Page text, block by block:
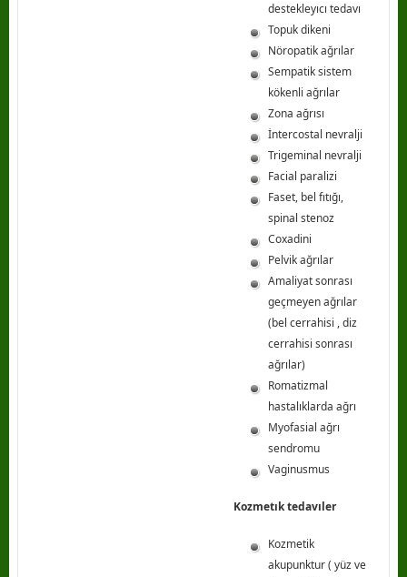
destekleyıcı tedavı
Topuk dikeni
Nöropatik ağrılar
Sempatik sistem
kökenli ağrılar
Zona ağrısı
İntercostal nevralji
Trigeminal nevralji
Facial paralizi
Faset, bel fıtığı,
spinal stenoz
Coxadini
Pelvik ağrılar
Amaliyat sonrası
geçmeyen ağrılar
(bel cerrahisi , diz
cerrahisi sonrası
ağrılar)
Romatizmal
hastalıklarda ağrı
Myofasial ağrı
sendromu
Vaginusmus
Kozmetık tedavıler
Kozmetik
akupunktur ( yüz ve